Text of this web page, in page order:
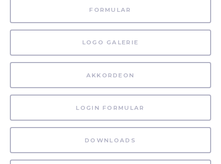
FORMULAR
LOGO GALERIE
AKKORDEON
LOGIN FORMULAR
DOWNLOADS